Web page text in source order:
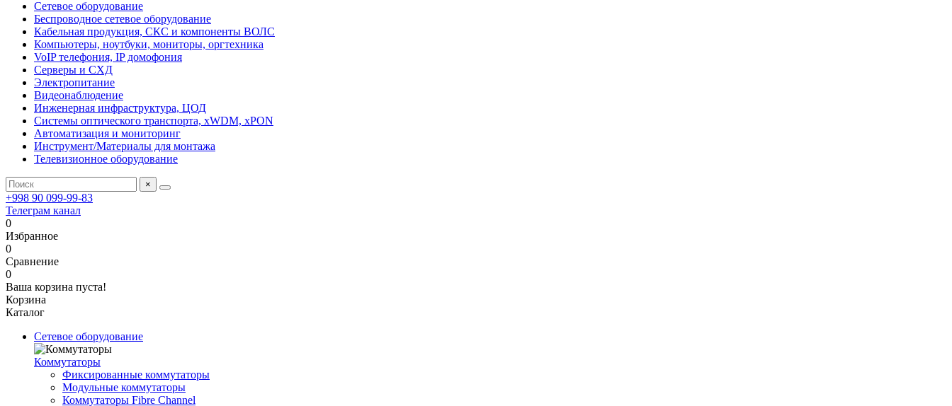
Сетевое оборудование
Беспроводное сетевое оборудование
Кабельная продукция, СКС и компоненты ВОЛС
Компьютеры, ноутбуки, мониторы, оргтехника
VoIP телефония, IP домофония
Серверы и СХД
Электропитание
Видеонаблюдение
Инженерная инфраструктура, ЦОД
Системы оптического транспорта, xWDM, xPON
Автоматизация и мониторинг
Инструмент/Материалы для монтажа
Телевизионное оборудование
×
+998 90 099-99-83
Телеграм канал
0
Избранное
0
Сравнение
0
Ваша корзина пуста!
Корзина
Каталог
Сетевое оборудование
Коммутаторы
Фиксированные коммутаторы
Модульные коммутаторы
Коммутаторы Fibre Channel